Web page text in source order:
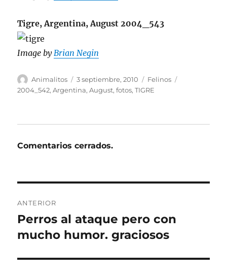
Tigre, Argentina, August 2004_543
Image by Brian Negin
Autor
Animalitos
Publicado
el
3 septiembre, 2010 Categorías
Felinos
2004_542,Argentina,August,fotos,TIGRE
Comentarios cerrados.
de
entradas
ANTERIOR
Entrada
anterior:
Perros al ataque pero con
mucho humor. graciosos